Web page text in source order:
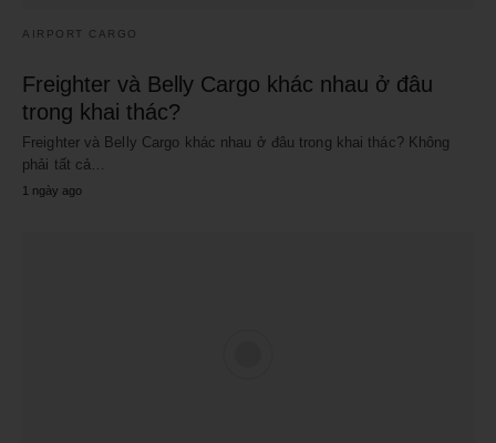
AIRPORT CARGO
Freighter và Belly Cargo khác nhau ở đâu
trong khai thác?
Freighter và Belly Cargo khác nhau ở đâu trong khai thác? Không
phải tất cả…
1 ngày ago